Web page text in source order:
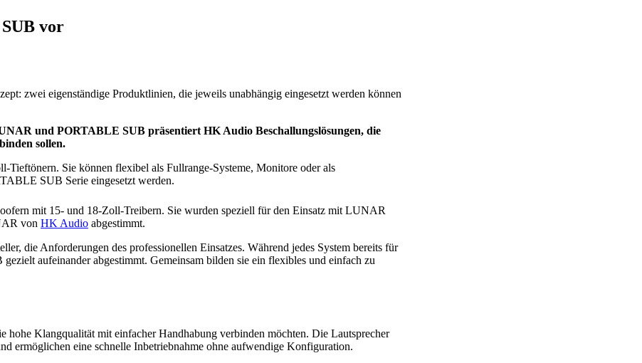
vor
zwei eigenständige Produktlinien, die jeweils unabhängig eingesetzt werden können
und PORTABLE SUB präsentiert HK Audio Beschallungslösungen, die
sollen.
Sie können flexibel als Fullrange-Systeme, Monitore oder als
SUB Serie eingesetzt werden.
mit 15- und 18-Zoll-Treibern. Sie wurden speziell für den Einsatz mit LUNAR
von HK Audio abgestimmt.
die Anforderungen des professionellen Einsatzes. Während jedes System bereits für
aufeinander abgestimmt. Gemeinsam bilden sie ein flexibles und einfach zu
Klangqualität mit einfacher Handhabung verbinden möchten. Die Lautsprecher
ermöglichen eine schnelle Inbetriebnahme ohne aufwendige Konfiguration.